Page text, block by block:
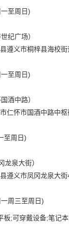
至周日)
纪广场）
遵义市桐梓县海校
至周日)
酒中路）
仁怀市国酒中路中
至周日)
龙泉大街）
遵义市凤冈龙泉大
周三至周日)
板;可穿戴设备;笔记